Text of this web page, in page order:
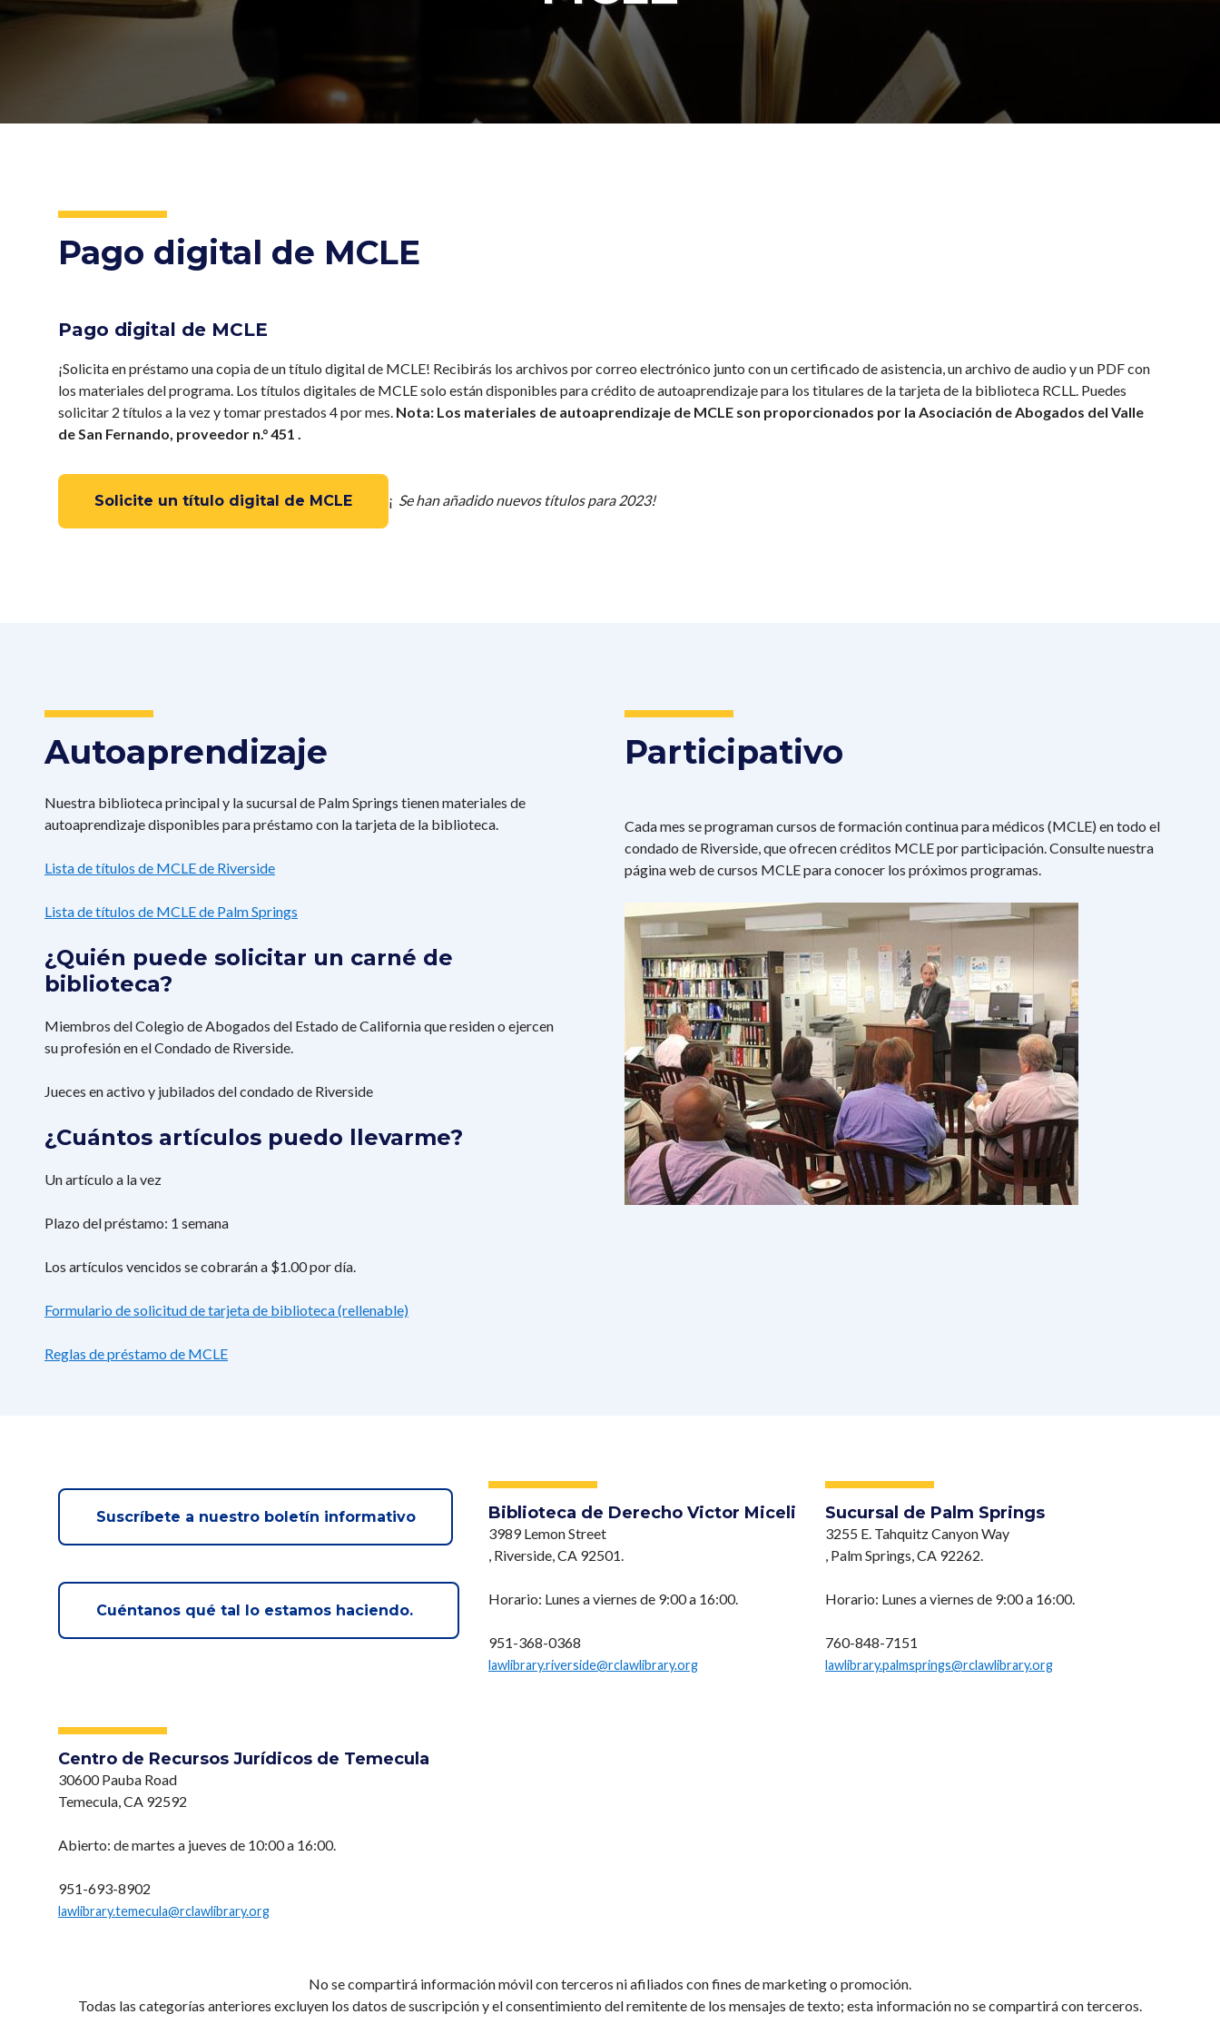
Pago digital de MCLE
Pago digital de MCLE
¡Solicita en préstamo una copia de un título digital de MCLE! Recibirás los archivos por correo electrónico junto con un certificado de asistencia, un archivo de audio y un PDF con
los materiales del programa. Los títulos digitales de MCLE solo están disponibles para crédito de autoaprendizaje para los titulares de la tarjeta de la biblioteca RCLL. Puedes
solicitar 2 títulos a la vez y tomar prestados 4 por mes. Nota: Los materiales de autoaprendizaje de MCLE son proporcionados por la Asociación de Abogados del Valle
de San Fernando, proveedor n.° 451 .
Solicite un título digital de MCLE ¡ Se han añadido nuevos títulos para 2023!
Autoaprendizaje
Nuestra biblioteca principal y la sucursal de Palm Springs tienen materiales de
autoaprendizaje disponibles para préstamo con la tarjeta de la biblioteca.
Lista de títulos de MCLE de Riverside
Lista de títulos de MCLE de Palm Springs
¿Quién puede solicitar un carné de
biblioteca?
Miembros del Colegio de Abogados del Estado de California que residen o ejercen
su profesión en el Condado de Riverside.
Jueces en activo y jubilados del condado de Riverside
¿Cuántos artículos puedo llevarme?
Un artículo a la vez
Plazo del préstamo: 1 semana
Los artículos vencidos se cobrarán a $1.00 por día.
Formulario de solicitud de tarjeta de biblioteca (rellenable)
Reglas de préstamo de MCLE
Participativo
Cada mes se programan cursos de formación continua para médicos (MCLE) en todo el
condado de Riverside, que ofrecen créditos MCLE por participación. Consulte nuestra
página web de cursos MCLE para conocer los próximos programas.
Imagen
Suscríbete a nuestro boletín informativo
Cuéntanos qué tal lo estamos haciendo.
Biblioteca de Derecho Victor Miceli
3989 Lemon Street
, Riverside, CA 92501.
Horario: Lunes a viernes de 9:00 a 16:00.
951-368-0368
lawlibrary.riverside@rclawlibrary.org
Sucursal de Palm Springs
3255 E. Tahquitz Canyon Way
, Palm Springs, CA 92262.
Horario: Lunes a viernes de 9:00 a 16:00.
760-848-7151
lawlibrary.palmsprings@rclawlibrary.org
Centro de Recursos Jurídicos de Temecula
30600 Pauba Road
Temecula, CA 92592
Abierto: de martes a jueves de 10:00 a 16:00.
951-693-8902
lawlibrary.temecula@rclawlibrary.org
No se compartirá información móvil con terceros ni afiliados con fines de marketing o promoción.
Todas las categorías anteriores excluyen los datos de suscripción y el consentimiento del remitente de los mensajes de texto; esta información no se compartirá con terceros.